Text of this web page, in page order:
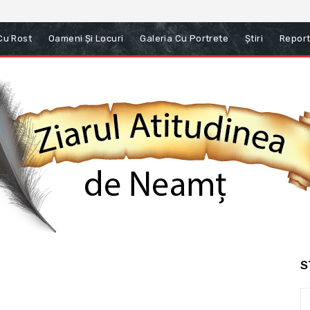
Rost Oameni Și Locuri Galeria Cu Portrete Știri